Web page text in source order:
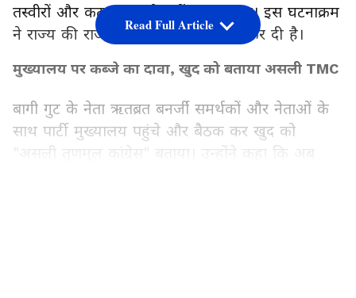
तस्वीरों और कटआउट को नहीं हटाया गया। इस घटनाक्रम
ने राज्य की राजनीति में नई हलचल पैदा कर दी है।
मुख्यालय पर कब्जे का दावा, खुद को बताया असली TMC
बागी गुट के नेता ऋतब्रत बनर्जी समर्थकों और नेताओं के
साथ पार्टी मुख्यालय पहुंचे और बैठक कर खुद को
"असली तृणमूल कांग्रेस" बताया। उन्होंने कहा कि अब
Read Full Article